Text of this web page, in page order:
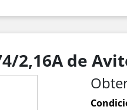
2,16A de